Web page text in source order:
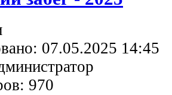
07.05.2025 14:45
970